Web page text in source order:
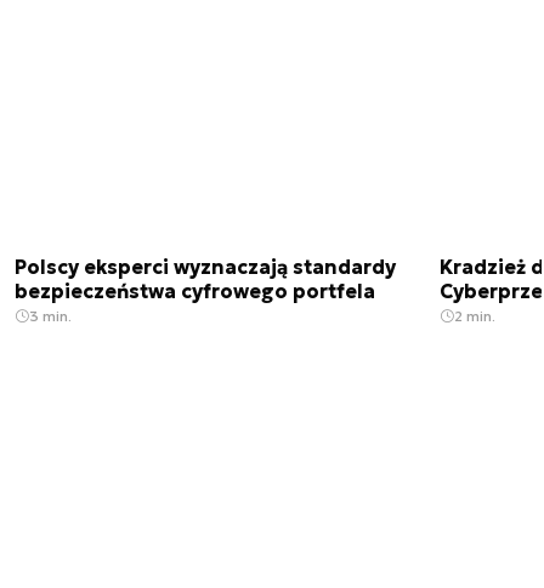
Polscy eksperci wyznaczają standardy
bezpieczeństwa cyfrowego portfela
3 min.
Kradzież
2 min.